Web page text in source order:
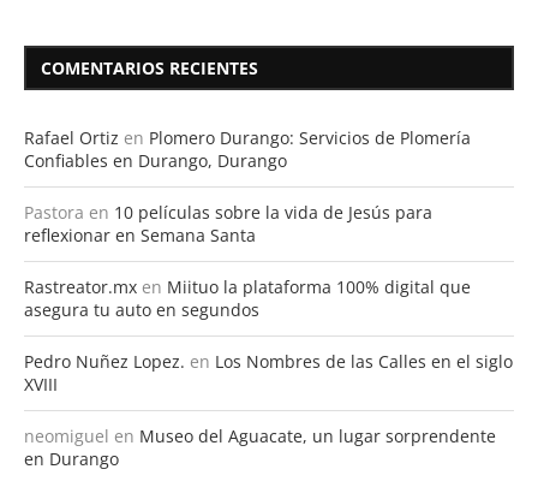
COMENTARIOS RECIENTES
Rafael Ortiz en Plomero Durango: Servicios de Plomería
Confiables en Durango, Durango
Pastora en 10 películas sobre la vida de Jesús para
reflexionar en Semana Santa
Rastreator.mx en Miituo la plataforma 100% digital que
asegura tu auto en segundos
Pedro Nuñez Lopez. en Los Nombres de las Calles en el siglo
XVIII
neomiguel en Museo del Aguacate, un lugar sorprendente
en Durango